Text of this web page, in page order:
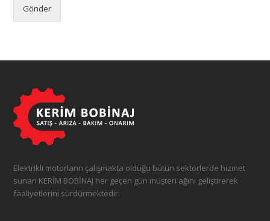
Gönder
Elektrikli motorların çalışmakta olduğu bütün sektörlerde hizmet
sunan KERİM BOBİNAJ her geçen gün müşteri ağını geliştirerek
faaliyetlerini sürdürmektedir.